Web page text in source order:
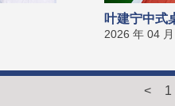
叶建宁中式
2026 年 04
< 1